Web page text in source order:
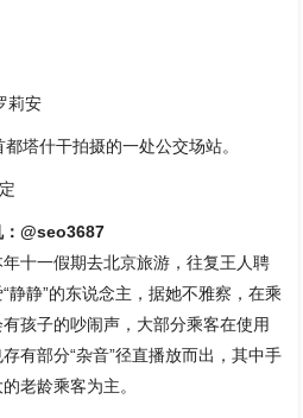
莉安
塔什干拍摄的一处公交场站。
：@seo3687
一假期去北京旅游，往复王人聘
静静”的东说念主，据她不雅察，在乘
孩子的吵闹声，大部分乘客在使用
有部分“杂音”径直播放而出，其中手
老龄乘客为主。